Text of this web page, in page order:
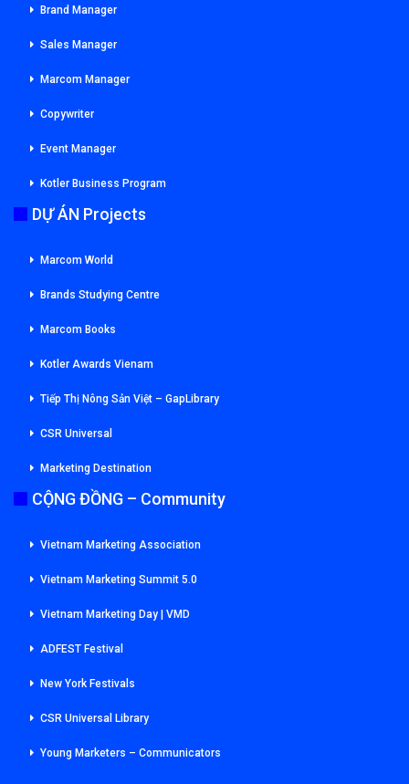
Brand Manager
Sales Manager
Marcom Manager
Copywriter
Event Manager
Kotler Business Program
DỰ ÁN Projects
Marcom World
Brands Studying Centre
Marcom Books
Kotler Awards Vienam
Tiếp Thị Nông Sản Việt – GapLibrary
CSR Universal
Marketing Destination
CỘNG ĐỒNG – Community
Vietnam Marketing Association
Vietnam Marketing Summit 5.0
Vietnam Marketing Day | VMD
ADFEST Festival
New York Festivals
CSR Universal Library
Young Marketers – Communicators